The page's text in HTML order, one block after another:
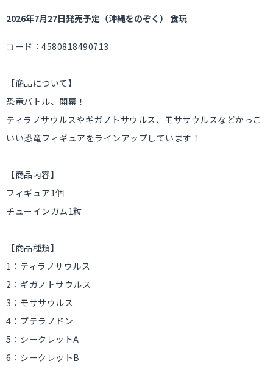
2026年7月27日発売予定（沖縄をのぞく） 食玩
コード：4580818490713
【商品について】
恐竜バトル、開幕！
ティラノサウルスやギガノトサウルス、モササウルスなどかっこ
いい恐竜フィギュアをラインアップしています！
【商品内容】
フィギュア1個
チューインガム1粒
【商品種類】
1：ティラノサウルス
2：ギガノトサウルス
3：モササウルス
4：プテラノドン
5：シークレットA
6：シークレットB